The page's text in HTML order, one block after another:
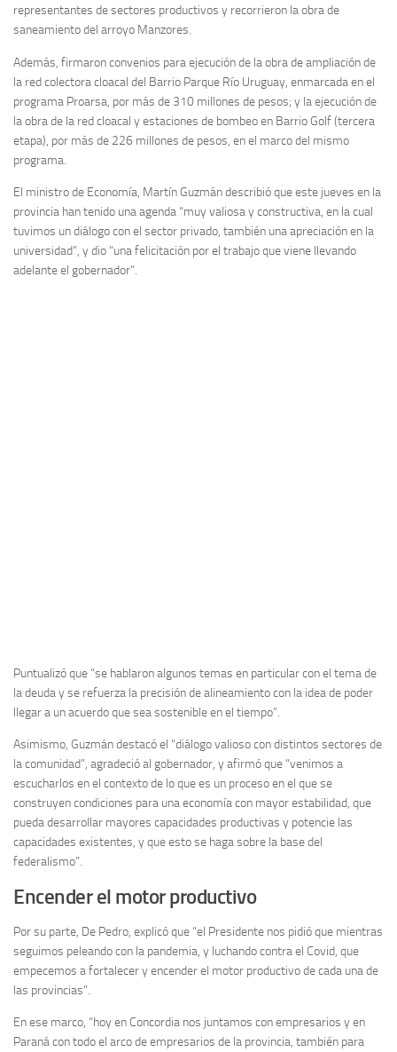
representantes de sectores productivos y recorrieron la obra de
saneamiento del arroyo Manzores.
Además, firmaron convenios para ejecución de la obra de ampliación de
la red colectora cloacal del Barrio Parque Río Uruguay, enmarcada en el
programa Proarsa, por más de 310 millones de pesos; y la ejecución de
la obra de la red cloacal y estaciones de bombeo en Barrio Golf (tercera
etapa), por más de 226 millones de pesos, en el marco del mismo
programa.
El ministro de Economía, Martín Guzmán describió que este jueves en la
provincia han tenido una agenda “muy valiosa y constructiva, en la cual
tuvimos un diálogo con el sector privado, también una apreciación en la
universidad”, y dio “una felicitación por el trabajo que viene llevando
adelante el gobernador”.
Puntualizó que “se hablaron algunos temas en particular con el tema de
la deuda y se refuerza la precisión de alineamiento con la idea de poder
llegar a un acuerdo que sea sostenible en el tiempo”.
Asimismo, Guzmán destacó el “diálogo valioso con distintos sectores de
la comunidad”, agradeció al gobernador, y afirmó que “venimos a
escucharlos en el contexto de lo que es un proceso en el que se
construyen condiciones para una economía con mayor estabilidad, que
pueda desarrollar mayores capacidades productivas y potencie las
capacidades existentes, y que esto se haga sobre la base del
federalismo”.
Encender el motor productivo
Por su parte, De Pedro, explicó que “el Presidente nos pidió que mientras
seguimos peleando con la pandemia, y luchando contra el Covid, que
empecemos a fortalecer y encender el motor productivo de cada una de
las provincias”.
En ese marco, “hoy en Concordia nos juntamos con empresarios y en
Paraná con todo el arco de empresarios de la provincia, también para